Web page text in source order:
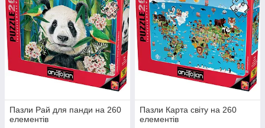
Пазли Рай для панди на 260
елементів
Пазли Карта світу на 260
елементів